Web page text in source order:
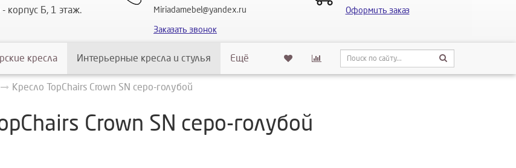
корпус Б, 1 этаж.
Miriadamebel@yandex.ru
Заказать звонок
Оформить заказ
кресла Интерьерные кресла и стулья Ещё
Кресло TopChairs Crown SN серо-голубой
Crown SN серо-голубой